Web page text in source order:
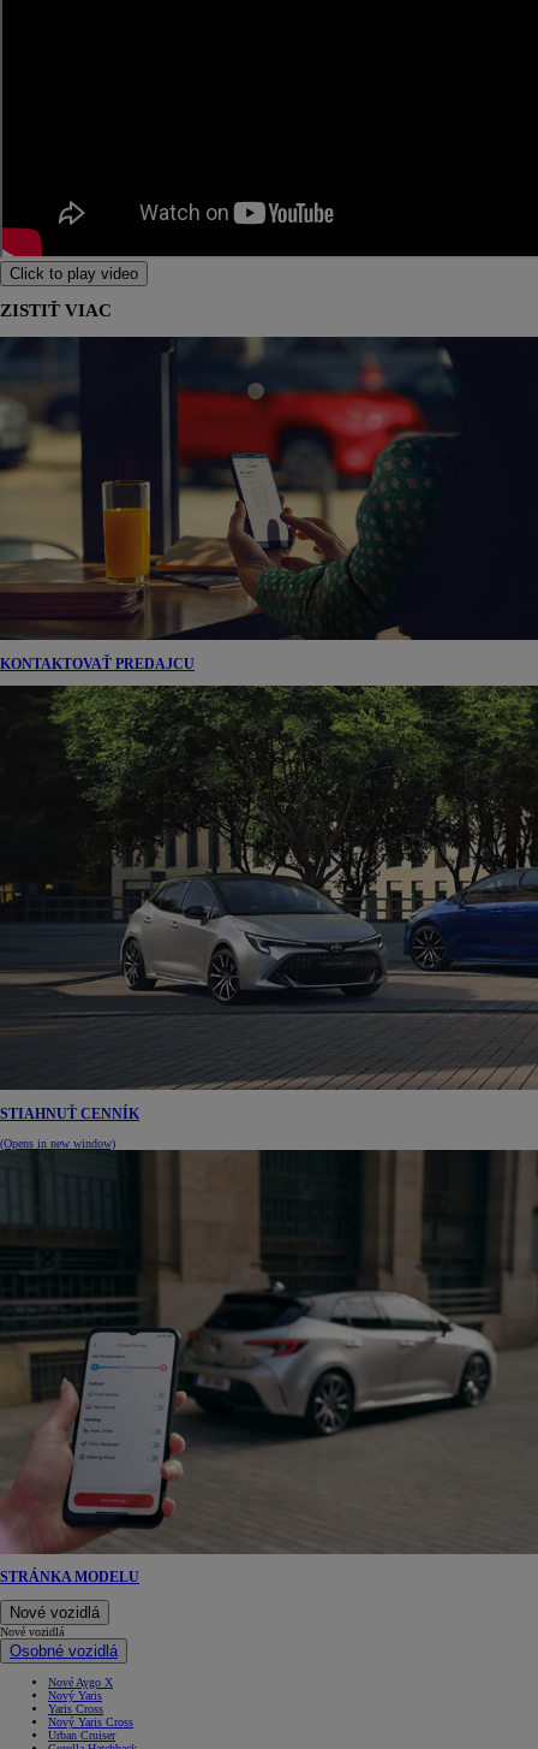
Click to play video
ZISTIŤ VIAC
KONTAKTOVAŤ PREDAJCU
STIAHNUŤ CENNÍK
(Opens in new window)
STRÁNKA MODELU
Nové vozidlá
Nové vozidlá
Osobné vozidlá
Nové Aygo X
Nový Yaris
Yaris Cross
Nový Yaris Cross
Urban Cruiser